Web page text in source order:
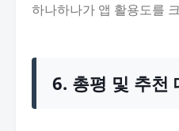
하나하나가 앱 활용도를
6. 총평 및 추천